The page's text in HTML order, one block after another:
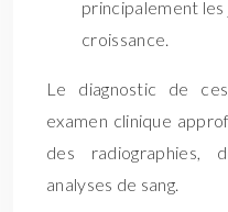
principalement les
croissance.
Le diagnostic de
examen clinique
des radiographies,
analyses de sang.